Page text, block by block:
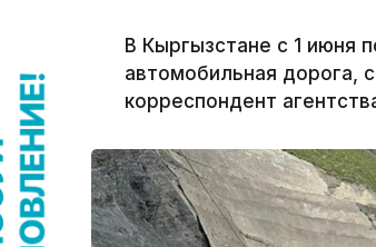
В Кыргызстане с 1 июня
автомобильная дорога,
корреспондент